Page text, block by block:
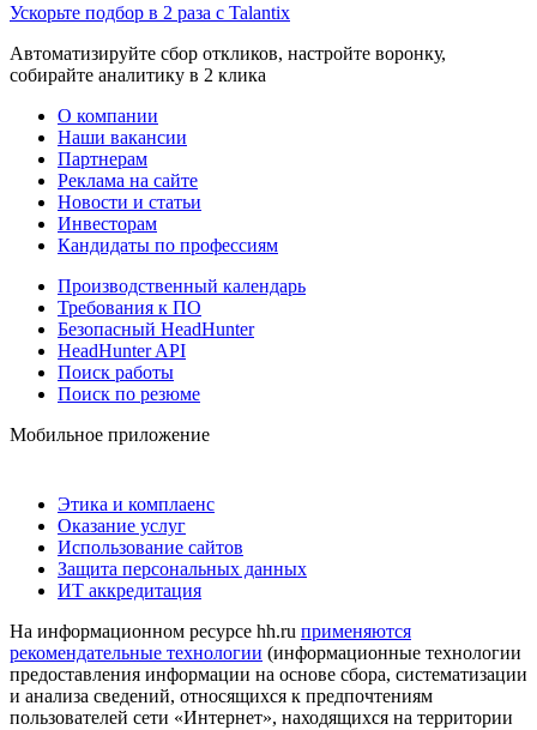
Ускорьте подбор в 2 раза с Talantix
Автоматизируйте сбор откликов, настройте воронку,
собирайте аналитику в 2 клика
О компании
Наши вакансии
Партнерам
Реклама на сайте
Новости и статьи
Инвесторам
Кандидаты по профессиям
Производственный календарь
Требования к ПО
Безопасный HeadHunter
HeadHunter API
Поиск работы
Поиск по резюме
Мобильное приложение
Этика и комплаенс
Оказание услуг
Использование сайтов
Защита персональных данных
ИТ аккредитация
На информационном ресурсе hh.ru применяются
рекомендательные технологии (информационные технологии
предоставления информации на основе сбора, систематизации
и анализа сведений, относящихся к предпочтениям
пользователей сети «Интернет», находящихся на территории